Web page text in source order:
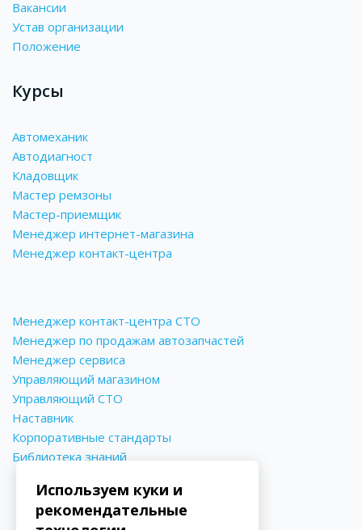
Вакансии
Устав организации
Положение
Курсы
Автомеханик
Автодиагност
Кладовщик
Мастер ремзоны
Мастер-приемщик
Менеджер интернет-магазина
Менеджер контакт-центра
Менеджер контакт-центра СТО
Менеджер по продажам автозапчастей
Менеджер сервиса
Управляющий магазином
Управляющий СТО
Наставник
Корпоративные стандарты
Библиотека знаний
Используем куки и
рекомендательные